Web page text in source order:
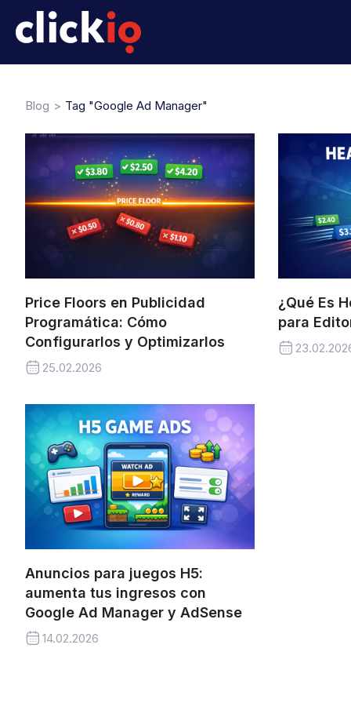
Blog Tag "Google Ad Manager"
Price Floors en Publicidad
Programática: Cómo
Configurarlos y Optimizarlos
25.02.2026
¿Qué Es
para
Anuncios para juegos H5:
aumenta tus ingresos con
Google Ad Manager y AdSense
14.02.2026